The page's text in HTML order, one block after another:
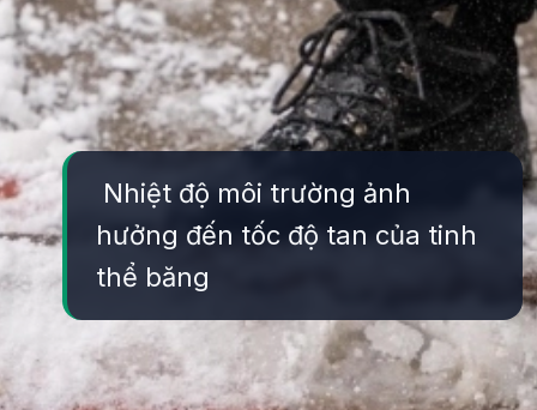
Nhiệt độ môi trường ảnh
hưởng đến tốc độ tan của tinh
thể băng